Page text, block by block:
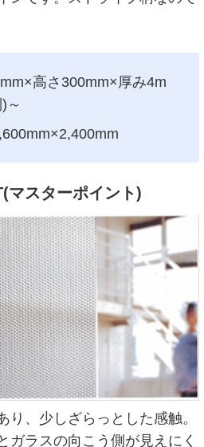
高さ300mm×厚み4m
～
マスターポイント)
り、少しざらっとした感触。
ガラスの向こう側が見えにく